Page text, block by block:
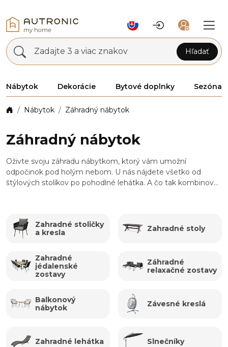
Zadajte 3 a viac znakov Hľadať
Nábytok Dekorácie Bytové doplnky Sezóna
Nábytok Záhradný nábytok
Záhradný nábytok
Oživte svoju záhradu nábytkom, ktorý vám umožní
odpočinok pod holým nebom. U nás nájdete všetko od
štýlových stolíkov po pohodlné lehátka. A čo tak kombinovať
Zahradné stoličky
a kresla
Zahradné stoly
Zahradné
jédalenské
zostavy
Záhradné
relaxačné zostavy
Balkonový
nábytok
Závesné kreslá
Zahradné lehátka Slnečníky